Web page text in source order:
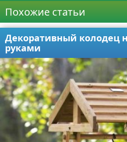
Похожие статьи
Декоративный колодец
руками